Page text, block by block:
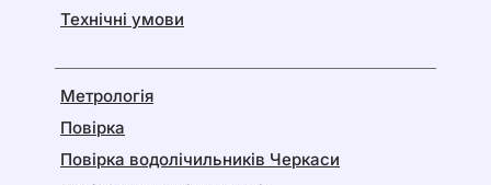
Технічні умови
Метрологія
Повірка
Повірка водолічильників Черкаси